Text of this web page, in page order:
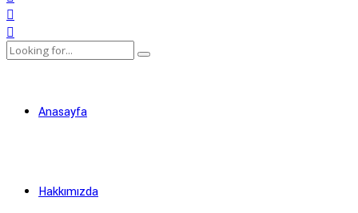
Anasayfa
Hakkımızda